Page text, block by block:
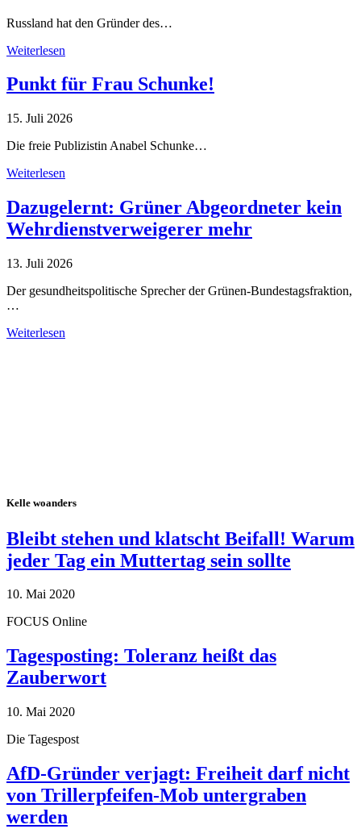
Russland hat den Gründer des…
Weiterlesen
Punkt für Frau Schunke!
15. Juli 2026
Die freie Publizistin Anabel Schunke…
Weiterlesen
Dazugelernt: Grüner Abgeordneter kein
Wehrdienstverweigerer mehr
13. Juli 2026
Der gesundheitspolitische Sprecher der Grünen-Bundestagsfraktion,
…
Weiterlesen
Kelle woanders
Bleibt stehen und klatscht Beifall! Warum
jeder Tag ein Muttertag sein sollte
10. Mai 2020
FOCUS Online
Tagesposting: Toleranz heißt das
Zauberwort
10. Mai 2020
Die Tagespost
AfD-Gründer verjagt: Freiheit darf nicht
von Trillerpfeifen-Mob untergraben
werden